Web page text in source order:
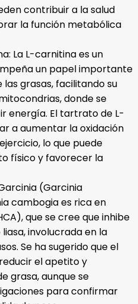
contribuir a la salud
la función metabólica
La L-carnitina es un
un papel importante
grasas, facilitando su
donde se
energía. El tartrato de L-
a aumentar la oxidación
lo que puede
físico y favorecer la
(Garcinia
cambogia es rica en
que se cree que inhibe
involucrada en la
Se ha sugerido que el
el apetito y
grasa, aunque se
para confirmar